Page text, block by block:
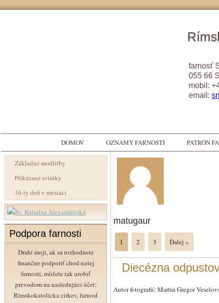
farnosť
055 66
mobil:
email:
DOMOV OZNAMY FARNOSTI PATRÓN
Základné modlitby
Prikázané sviatky
16-ty deň v mesiaci
Podpora farnosti
Drahí moji, ak sa rozhodnete
finančne podporiť chod našej
farnosti, môžete tak urobiť
prevodom na nasledujúci účet:
Rímskokatolícka cirkev, farnosť
matugaur
1 2 3 Ďalej »
Diecézna
Autor fotografií: Martin Gregor